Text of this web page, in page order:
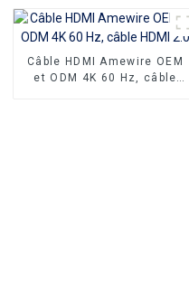
Adaptateur de charge Hub
USB-C 3.1 pour Mac Air Pro
Huawei Mate10 Samsung
S8 Plus
Câble HDMI Amewire OEM
et ODM 4K 60 Hz, câble